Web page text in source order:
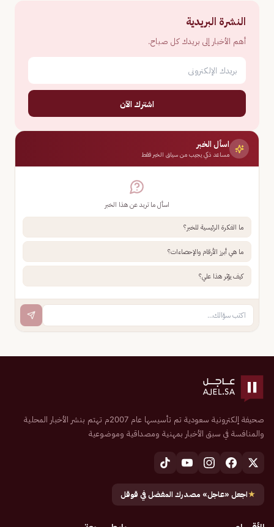
النشرة البريدية
أهم الأخبار إلى بريدك كل صباح.
اشترك الآن
اسأل الخبر
مساعد ذكي يجيب من سياق الخبر فقط
اسأل ما تريد عن هذا الخبر
ما الفكرة الرئيسية للخبر؟
ما هي أبرز الأرقام والإحصاءات؟
كيف يؤثر هذا علي؟
صحيفة إلكترونية سعودية تم تأسيسها عام 2007م تهتم بنشر الأخبار المحلية
والمنافسة في سبق الأخبار بمهنية ومصداقية وموضوعية
★اجعل «عاجل» مصدرك المفضل في قوقل